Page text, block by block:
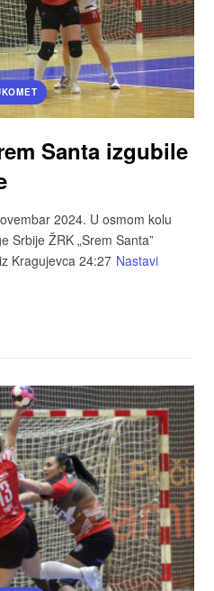
Santa izgubile
2024. U osmom kolu
Srbije ŽRK „Srem Santa”
Kragujevca 24:27 Nastavi